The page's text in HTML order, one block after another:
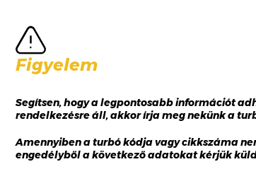
Figyelem
Segítsen, hogy a legpontosabb információt
rendelkezésre áll, akkor írja meg nekünk a
Amennyiben a turbó kódja vagy cikkszáma
engedélyből a következő adatokat kérjük